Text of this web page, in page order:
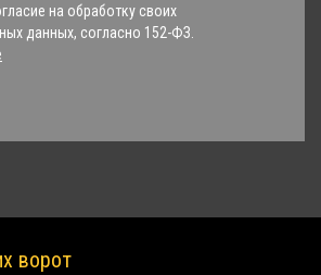
на обработку своих
данных, согласно 152-ФЗ.
ворот